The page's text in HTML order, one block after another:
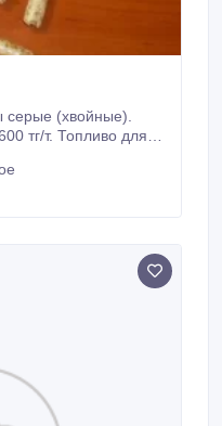
(хвойные).
тг/т. Топливо для
тонна. Или 1818 тг.